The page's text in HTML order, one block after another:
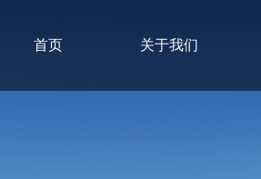
首页 关于我们